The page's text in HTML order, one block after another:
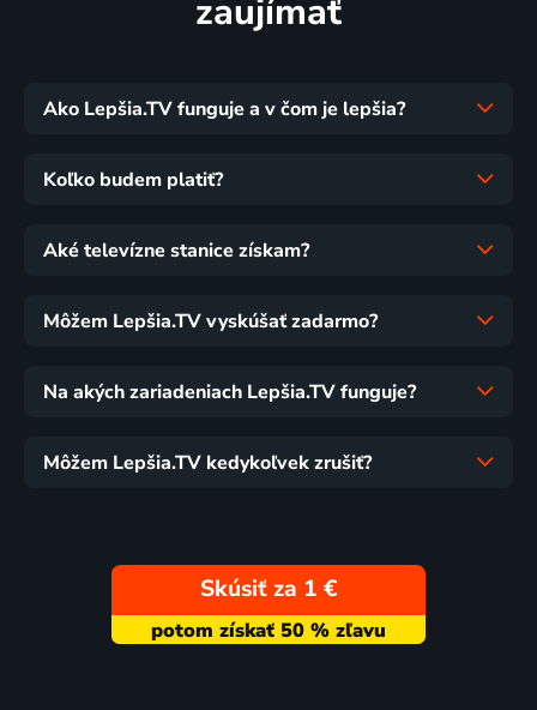
zaujímať
Ako Lepšia.TV funguje a v čom je lepšia?
Koľko budem platiť?
Aké televízne stanice získam?
Môžem Lepšia.TV vyskúšať zadarmo?
Na akých zariadeniach Lepšia.TV funguje?
Môžem Lepšia.TV kedykoľvek zrušiť?
Skúsiť za 1 €